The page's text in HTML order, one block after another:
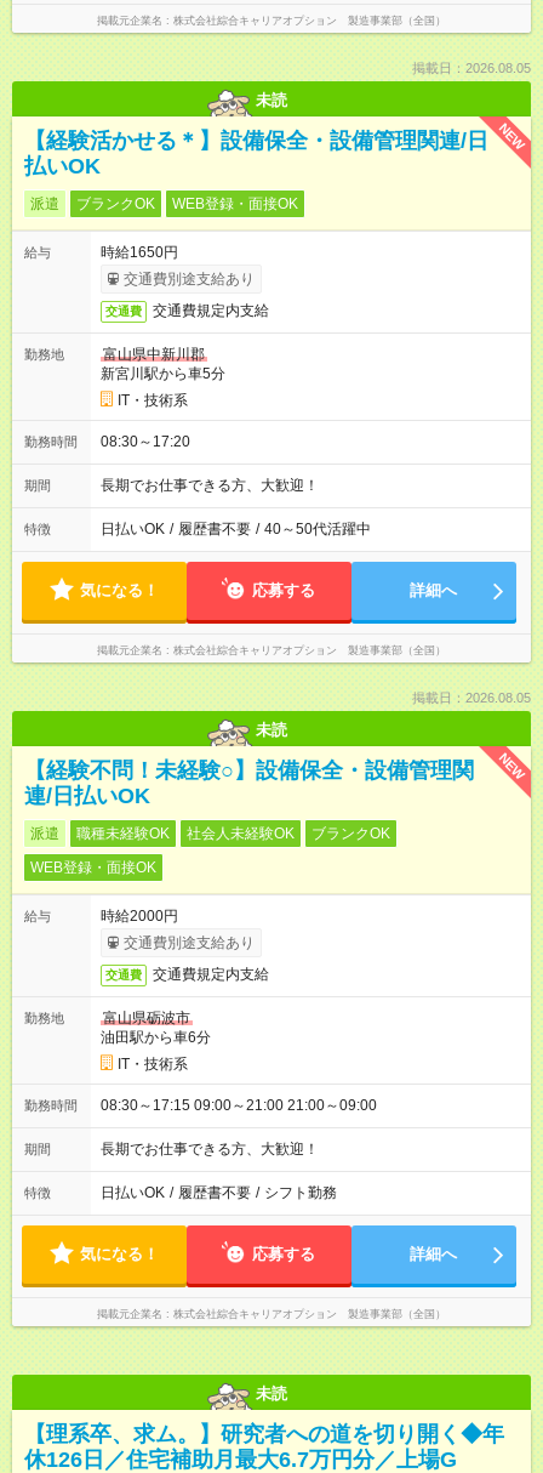
掲載元企業名 株式会社綜合キャリアオプション 製造事業部（全国）
掲載日：2026.08.05
未読
NEW
【経験活かせる＊】設備保全・設備管理関連/日
払いOK
派遣 ブランクOK WEB登録・面接OK
給与
時給1650円
交通費別途支給あり
交通費 交通費規定内支給
勤務地
富山県中新川郡
新宮川駅から車5分
IT・技術系
勤務時間 08:30～17:20
期間 長期でお仕事できる方、大歓迎！
特徴 日払いOK / 履歴書不要 / 40～50代活躍中
気になる！ 応募する 詳細へ
掲載元企業名 株式会社綜合キャリアオプション 製造事業部（全国）
掲載日：2026.08.05
未読
NEW
【経験不問！未経験○】設備保全・設備管理関
連/日払いOK
派遣 職種未経験OK 社会人未経験OK
ブランクOK
WEB登録・面接OK
給与
時給2000円
交通費別途支給あり
交通費 交通費規定内支給
勤務地
富山県砺波市
油田駅から車6分
IT・技術系
勤務時間 08:30～17:15 09:00～21:00 21:00～09:00
期間 長期でお仕事できる方、大歓迎！
特徴 日払いOK / 履歴書不要 / シフト勤務
気になる！ 応募する 詳細へ
掲載元企業名 株式会社綜合キャリアオプション 製造事業部（全国）
未読
【理系卒、求ム。】研究者への道を切り開く◆年
休126日／住宅補助月最大6.7万円分／上場G